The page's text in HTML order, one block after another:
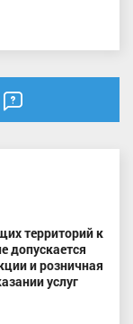
территорий к
допускается
и розничная
услуг